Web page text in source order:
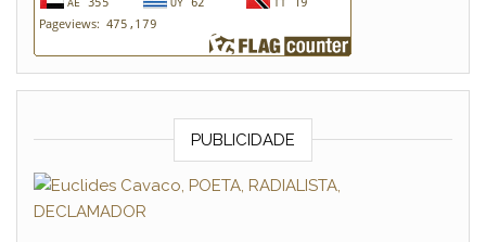
PUBLICIDADE